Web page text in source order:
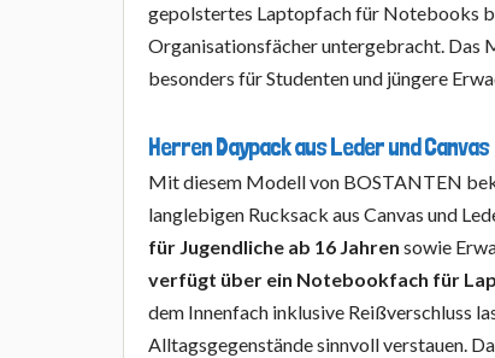
gepolstertes Laptopfach für Notebooks
Organisationsfächer untergebracht. Das
besonders für Studenten und jüngere
Herren Daypack aus Leder und Canvas
Mit diesem Modell von BOSTANTEN
langlebigen Rucksack aus Canvas und
für Jugendliche ab 16 Jahren sowie
verfügt über ein Notebookfach für
dem Innenfach inklusive Reißverschluss
Alltagsgegenstände sinnvoll verstauen.